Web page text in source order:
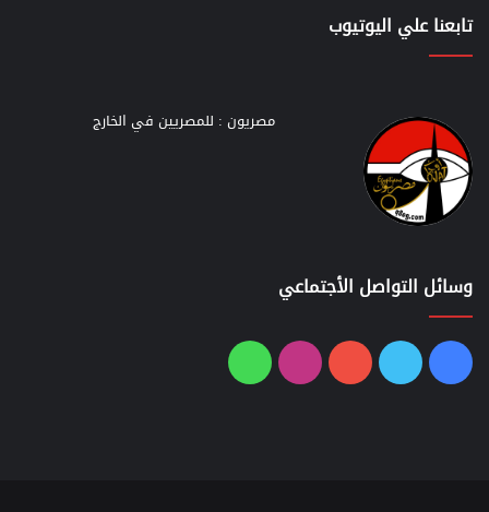
تابعنا علي اليوتيوب
مصريون : للمصريين في الخارج
وسائل التواصل الأجتماعي
فيسبوك
تويتر يوتيوبانستقرامواتساب